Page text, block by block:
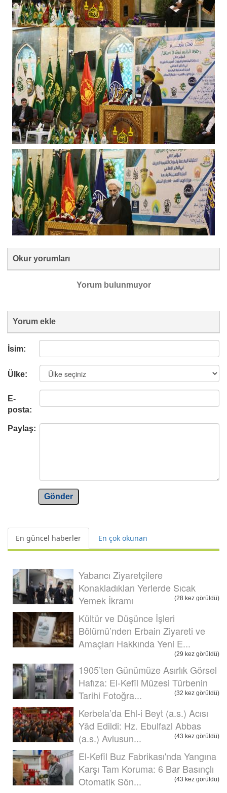
Okur yorumları
Yorum bulunmuyor
Yorum ekle
İsim:
Ülke:
E-
posta:
Paylaş:
Gönder
En güncel haberler En çok okunan
Yabancı Ziyaretçilere
Konakladıkları Yerlerde Sıcak
Yemek İkramı
(28 kez görüldü)
Kültür ve Düşünce İşleri
Bölümü’nden Erbain Ziyareti ve
Amaçları Hakkında Yeni E...
(29 kez görüldü)
1905’ten Günümüze Asırlık Görsel
Hafıza: El-Kefîl Müzesi Türbenin
Tarihi Fotoğra...
(32 kez görüldü)
Kerbela’da Ehl-i Beyt (a.s.) Acısı
Yâd Edildi: Hz. Ebulfazl Abbas
(a.s.) Avlusun...
(43 kez görüldü)
El-Kefîl Buz Fabrikası'nda Yangına
Karşı Tam Koruma: 6 Bar Basınçlı
Otomatik Sön...
(43 kez görüldü)